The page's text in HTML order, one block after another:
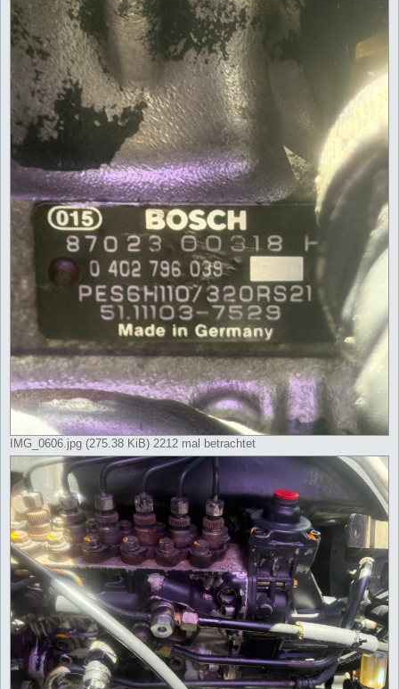
IMG_0606.jpg (275.38 KiB) 2212 mal betrachtet